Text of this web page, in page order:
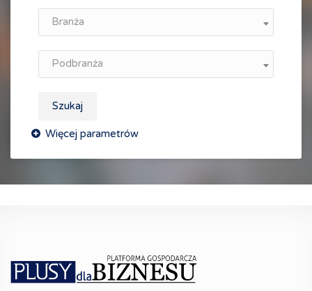
Branża
Podbranża
Szukaj